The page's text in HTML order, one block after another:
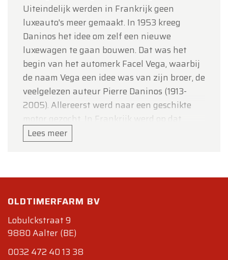
Uiteindelijk werden in Frankrijk geen
luxeauto's meer gemaakt. In 1953 kreeg
Daninos het idee om zelf een nieuwe
luxewagen te gaan bouwen. Dat was het
begin van het automerk Facel Vega, waarbij
de naam Vega een idee was van zijn broer, de
veelgelezen auteur Pierre Daninos (1913-
2005). Allereerst werd naar een geschikte
motor gezocht. In Frankrijk werd op dat
moment niet het gezochte type gemaakt.
Ook in Italië werd hij niet gevonden. Eerst
Wereldoorlog verbleef. Hij nam contact op
met Chrysler en kwam met die fabriek
overeen dat hij de V8 van DeSoto kon
Een probleem hierbij was dat Daninos alleen
Lees meer
OLDTIMERFARM BV
Lobulckstraat 9
9880 Aalter (BE)
0032 472 40 13 38